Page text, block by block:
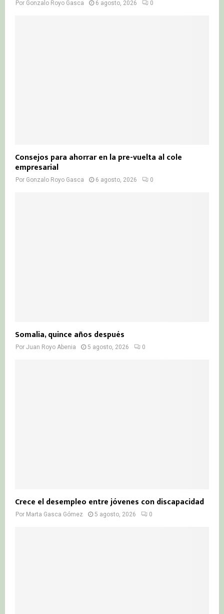
Por Gonzalo Royo Gasca 6 agosto, 2026 0
Consejos para ahorrar en la pre-vuelta al cole
empresarial
Por Gonzalo Royo Gasca 6 agosto, 2026 0
Somalia, quince años después
Por Juan Royo Abenia 5 agosto, 2026 0
Crece el desempleo entre jóvenes con discapacidad
Por Marta Gasca Gómez 5 agosto, 2026 0